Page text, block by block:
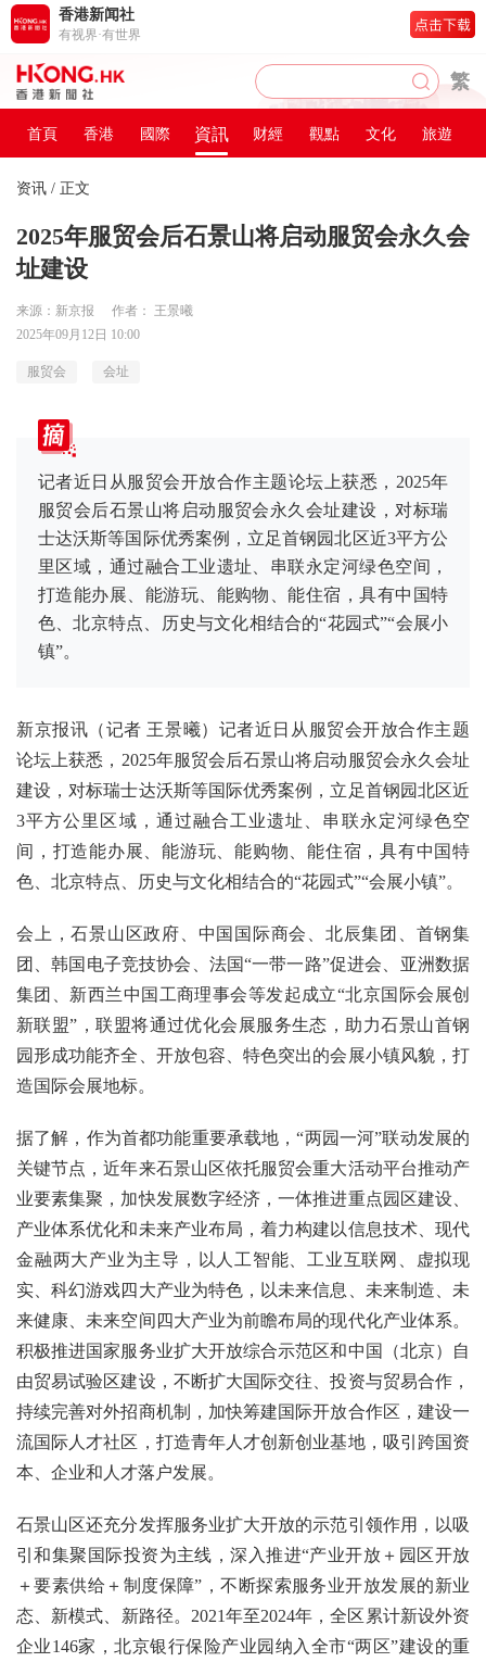
繁
首頁 香港 國際 資訊 财經 觀點 文化 旅遊
资讯 / 正文
2025年服贸会后石景山将启动服贸会永久会
址建设
来源：新京报
作者： 王景曦
2025年09月12日 10:00
服贸会 会址
记者近日从服贸会开放合作主题论坛上获悉，2025年
服贸会后石景山将启动服贸会永久会址建设，对标瑞
士达沃斯等国际优秀案例，立足首钢园北区近3平方公
里区域，通过融合工业遗址、串联永定河绿色空间，
打造能办展、能游玩、能购物、能住宿，具有中国特
色、北京特点、历史与文化相结合的“花园式”“会展小
镇”。
新京报讯（记者 王景曦）记者近日从服贸会开放合作主题
论坛上获悉，2025年服贸会后石景山将启动服贸会永久会址
建设，对标瑞士达沃斯等国际优秀案例，立足首钢园北区近
3平方公里区域，通过融合工业遗址、串联永定河绿色空
间，打造能办展、能游玩、能购物、能住宿，具有中国特
色、北京特点、历史与文化相结合的“花园式”“会展小镇”。
会上，石景山区政府、中国国际商会、北辰集团、首钢集
团、韩国电子竞技协会、法国“一带一路”促进会、亚洲数据
集团、新西兰中国工商理事会等发起成立“北京国际会展创
新联盟”，联盟将通过优化会展服务生态，助力石景山首钢
园形成功能齐全、开放包容、特色突出的会展小镇风貌，打
造国际会展地标。
据了解，作为首都功能重要承载地，“两园一河”联动发展的
关键节点，近年来石景山区依托服贸会重大活动平台推动产
业要素集聚，加快发展数字经济，一体推进重点园区建设、
产业体系优化和未来产业布局，着力构建以信息技术、现代
金融两大产业为主导，以人工智能、工业互联网、虚拟现
实、科幻游戏四大产业为特色，以未来信息、未来制造、未
来健康、未来空间四大产业为前瞻布局的现代化产业体系。
积极推进国家服务业扩大开放综合示范区和中国（北京）自
由贸易试验区建设，不断扩大国际交往、投资与贸易合作，
持续完善对外招商机制，加快筹建国际开放合作区，建设一
流国际人才社区，打造青年人才创新创业基地，吸引跨国资
本、企业和人才落户发展。
石景山区还充分发挥服务业扩大开放的示范引领作用，以吸
引和集聚国际投资为主线，深入推进“产业开放＋园区开放
＋要素供给＋制度保障”，不断探索服务业开放发展的新业
态、新模式、新路径。2021年至2024年，全区累计新设外资
企业146家，北京银行保险产业园纳入全市“两区”建设的重
香港新闻社
有视界·有世界